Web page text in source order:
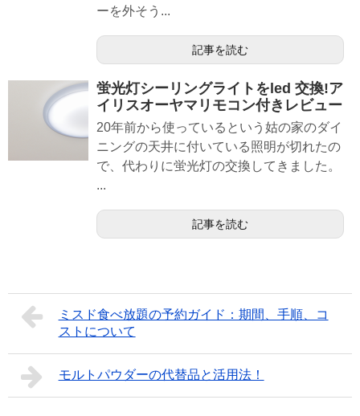
ーを外そう...
記事を読む
蛍光灯シーリングライトをled 交換!ア
イリスオーヤマリモコン付きレビュー
20年前から使っているという姑の家のダイ
ニングの天井に付いている照明が切れたの
で、代わりに蛍光灯の交換してきました。
...
記事を読む
ミスド食べ放題の予約ガイド：期間、手順、コ
ストについて
モルトパウダーの代替品と活用法！